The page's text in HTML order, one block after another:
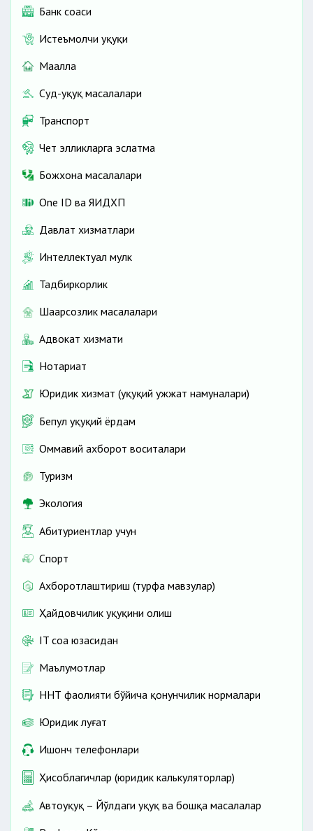
Банк соҳаси
Истеъмолчи ҳуқуқи
Маҳалла
Суд-ҳуқуқ масалалари
Транспорт
Чет элликларга эслатма
Божхона масалалари
One ID ва ЯИДХП
Давлат хизматлари
Интеллектуал мулк
Тадбиркорлик
Шаҳарсозлик масалалари
Адвокат хизмати
Нотариат
Юридик хизмат (ҳуқуқий ҳужжат намуналари)
Бепул ҳуқуқий ёрдам
Оммавий ахборот воситалари
Туризм
Экология
Абитуриентлар учун
Спорт
Ахборотлаштириш (турфа мавзулар)
Ҳайдовчилик ҳуқуқини олиш
IT соҳа юзасидан
Маълумотлар
ННТ фаолияти бўйича қонунчилик нормалари
Юридик луғат
Ишонч телефонлари
Ҳисоблагичлар (юридик калькуляторлар)
Автоҳуқуқ – Йўлдаги ҳуқуқ ва бошқа масалалар